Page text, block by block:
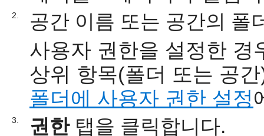
2. 공간 이름 또는 공간의 폴
사용자 권한을 설정한 경
상위 항목(폴더 또는 공
폴더에 사용자 권한 설정
3. 권한탭을 클릭합니다.